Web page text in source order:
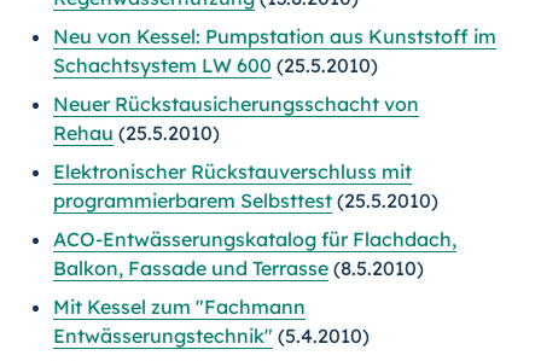
Neu von Kessel: Pumpstation aus Kunststoff im
Schachtsystem LW 600 (25.5.2010)
Neuer Rückstausicherungsschacht von
Rehau (25.5.2010)
Elektronischer Rückstauverschluss mit
programmierbarem Selbsttest (25.5.2010)
ACO-Entwässerungskatalog für Flachdach,
Balkon, Fassade und Terrasse (8.5.2010)
Mit Kessel zum "Fachmann
Entwässerungstechnik" (5.4.2010)